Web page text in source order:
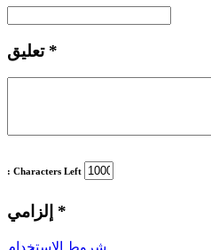
تعليق *
: Characters Left
*
شروط الاستخدام